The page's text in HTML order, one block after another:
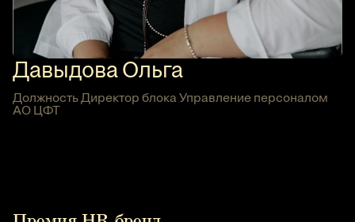
Давыдова Ольга
Должность Директор блока Управление персоналом
АО ЦФТ